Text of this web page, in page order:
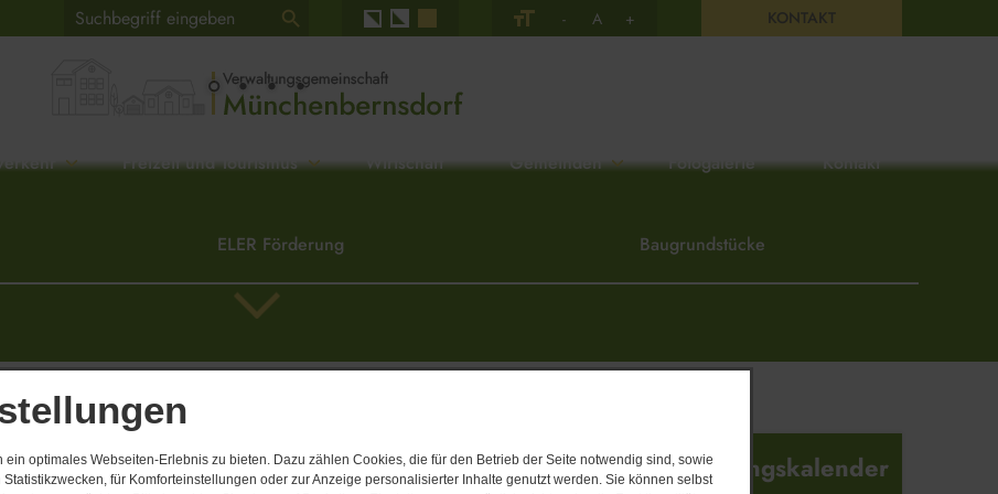
optimales Webseiten-Erlebnis zu bieten. Dazu zählen Cookies, die für den Betrieb der Seite notwendig sind, sowie
für Komforteinstellungen oder zur Anzeige personalisierter Inhalte genutzt werden. Sie können selbst
- A + KONTAKT
Freizeit und Tourismus Wirtschaft Gemeinden Fotogalerie Kontakt
ELER Förderung Baugrundstücke
keine Einträge vorhanden. Veranstaltungskalender